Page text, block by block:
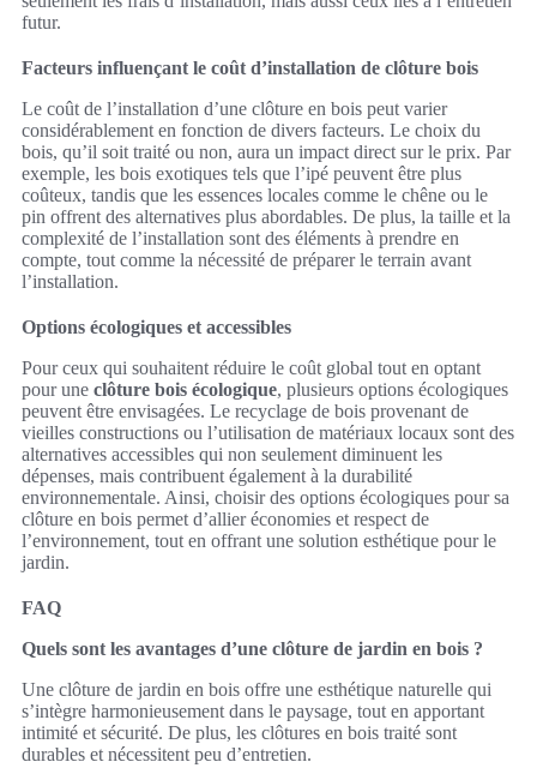
futur.
Facteurs influençant le coût d’installation de clôture bois
Le coût de l’installation d’une clôture en bois peut varier
considérablement en fonction de divers facteurs. Le choix du
bois, qu’il soit traité ou non, aura un impact direct sur le prix. Par
exemple, les bois exotiques tels que l’ipé peuvent être plus
coûteux, tandis que les essences locales comme le chêne ou le
pin offrent des alternatives plus abordables. De plus, la taille et la
complexité de l’installation sont des éléments à prendre en
compte, tout comme la nécessité de préparer le terrain avant
l’installation.
Options écologiques et accessibles
Pour ceux qui souhaitent réduire le coût global tout en optant
pour une clôture bois écologique, plusieurs options écologiques
peuvent être envisagées. Le recyclage de bois provenant de
vieilles constructions ou l’utilisation de matériaux locaux sont des
alternatives accessibles qui non seulement diminuent les
dépenses, mais contribuent également à la durabilité
environnementale. Ainsi, choisir des options écologiques pour sa
clôture en bois permet d’allier économies et respect de
l’environnement, tout en offrant une solution esthétique pour le
jardin.
FAQ
Quels sont les avantages d’une clôture de jardin en bois ?
Une clôture de jardin en bois offre une esthétique naturelle qui
s’intègre harmonieusement dans le paysage, tout en apportant
intimité et sécurité. De plus, les clôtures en bois traité sont
durables et nécessitent peu d’entretien.